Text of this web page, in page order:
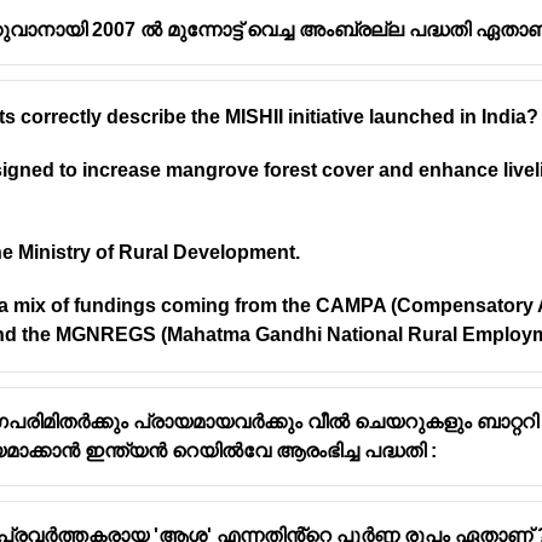
2007 ൽ മുന്നോട്ട് വെച്ച അംബ്രല്ല പദ്ധതി
correctly describe the MISHII initiative launched in India?
to increase mangrove forest cover and enhance
Ministry of Rural Development.
mix of fundings coming from the CAMPA
the MGNREGS (Mahatma Gandhi National Rural
പ്രായമായവർക്കും വീൽ ചെയറുകളും
ഇന്ത്യൻ റെയിൽവേ ആരംഭിച്ച പദ്ധതി :
'ആശ' എന്നതിൻ്റെ പൂർണ്ണ രൂപം ഏതാണ്